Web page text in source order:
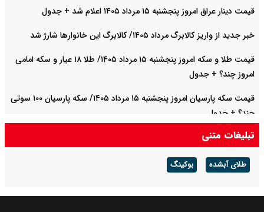
قیمت دینار عراق امروز پنجشنبه ۱۵ مرداد ۱۴۰۵ اعلام شد + جدول
خبر جدید از واریز کالابرگ مرداد ۱۴۰۵/ کالابرگ این خانوارها شارژ شد
قیمت طلا و سکه امروز پنجشنبه ۱۵ مرداد ۱۴۰۵/ طلا ۱۸ عیار و سکه امامی
امروز چند؟ + جدول
قیمت سکه پارسیان امروز پنجشنبه ۱۵ مرداد ۱۴۰۵/ سکه پارسیان ۱۰۰ سوتی
چند؟ + جدول
تبلیغات متنی
طلای آبشده بوکینگ